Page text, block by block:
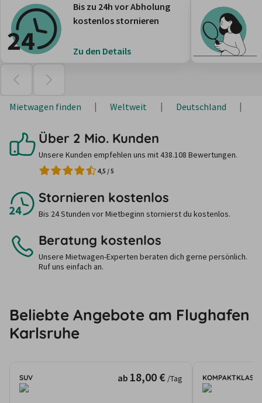
Bis zu 24h vor Abholung
kostenlos stornieren
Zu den Details
Mietwagen finden Weltweit Deutschland
Über 2 Mio. Kunden
Unsere Kunden empfehlen uns mit 438.108 Bewertungen.
4,5 /5
Stornieren kostenlos
Bis 24 Stunden vor Mietbeginn stornierst du kostenlos.
Beratung kostenlos
Unsere Mietwagen-Experten beraten dich gerne persönlich.
Ruf uns einfach an.
Beliebte Angebote am Flughafen
Karlsruhe
SUV ab 18,00 € /Tag KOMPAKTKLASSE